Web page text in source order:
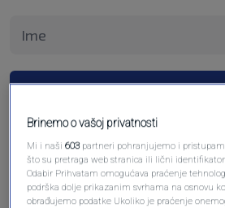
Pošalji
Brinemo o vašoj privatnosti
Mi i naši603 partneri pohranjujemo i
što su pretraga web stranica ili lični
Odabir Prihvatam omogućava praćenje
podrška dolje prikazanim svrhama na osnovu
obrađujemo podatke Ukoliko je praćenje